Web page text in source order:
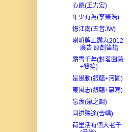
心跳(王力宏)
年少有為(李榮浩)
憶江南(五音JW)
喇叭牌正露丸2012
廣告 原創笛譜
霜雪千年(封茗囧菌
+雙笙)
是風動(銀臨+河圖)
東風志(銀臨+慕寒)
忘羨(嵐之調)
同道殊途(合唱)
荷里活有個大老千